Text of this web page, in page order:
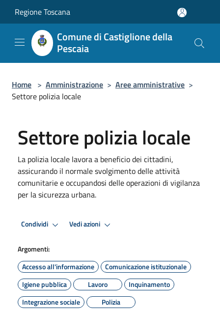
Regione Toscana
Comune di Castiglione della
Pescaia
Home > Amministrazione > Aree amministrative >
Settore polizia locale
Settore polizia locale
La polizia locale lavora a beneficio dei cittadini,
assicurando il normale svolgimento delle attività
comunitarie e occupandosi delle operazioni di vigilanza
per la sicurezza urbana.
Condividi Vedi azioni
Argomenti:
Accesso all'informazione
Comunicazione istituzionale
Igiene pubblica
Lavoro
Inquinamento
Integrazione sociale
Polizia